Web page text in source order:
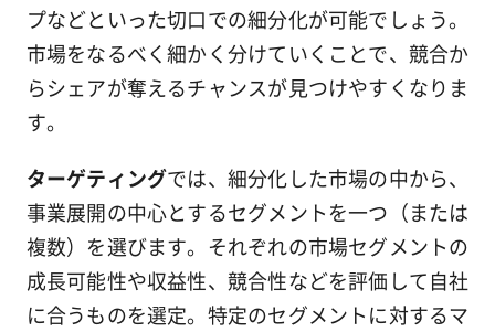
プなどといった切口での細分化が可能でしょう。
市場をなるべく細かく分けていくことで、競合か
らシェアが奪えるチャンスが見つけやすくなりま
す。
ターゲティングでは、細分化した市場の中から、
事業展開の中心とするセグメントを一つ（または
複数）を選びます。それぞれの市場セグメントの
成長可能性や収益性、競合性などを評価して自社
に合うものを選定。特定のセグメントに対するマ